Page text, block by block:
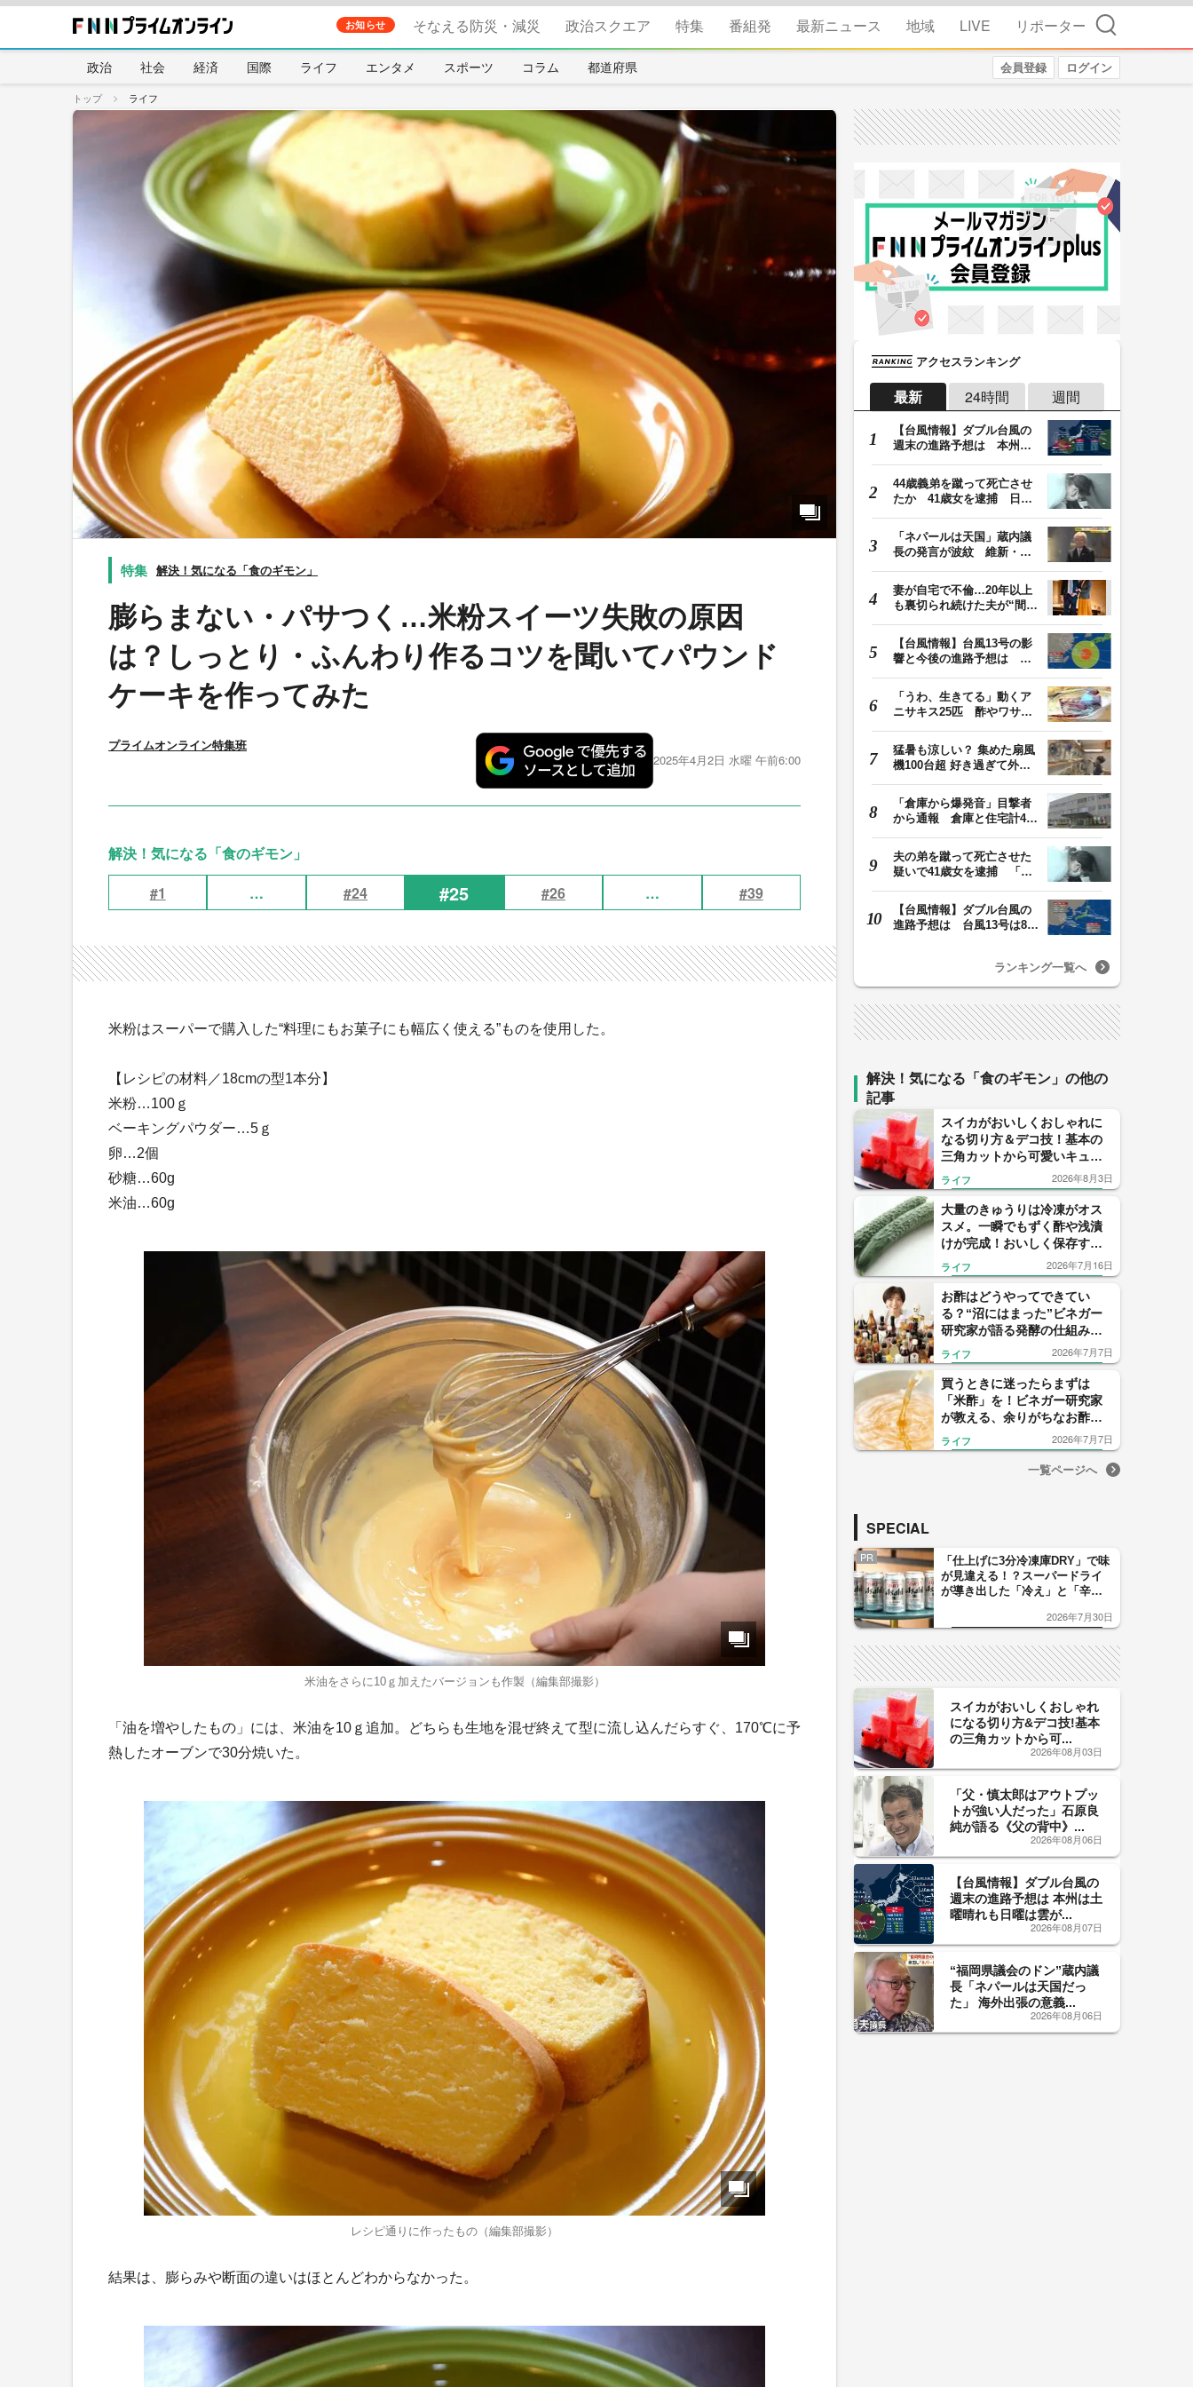
お知らせ そなえる防災・減災 政治スクエア 特集 番組発 最新ニュース 地域 LIVE リポーター 検索
政治 社会 経済 国際 ライフ エンタメ スポーツ コラム 都道府県 会員登録 ログイン
トップ ライフ
解決！気になる「食のギモン」
膨らまない・パサつく…米粉スイーツ失敗の原因
は？しっとり・ふんわり作るコツを聞いてパウンド
ケーキを作ってみた
プライムオンライン特集班
2025年4月2日 水曜 午前6:00
解決！気になる「食のギモン」
#1
… #24 #25 #26 … #39
米粉はスーパーで購入した“料理にもお菓子にも幅広く使える”ものを使用した。
【レシピの材料／18cmの型1本分】
米粉…100ｇ
ベーキングパウダー…5ｇ
卵…2個
砂糖…60g
米油…60g
米油をさらに10ｇ加えたバージョンも作製（編集部撮影）
「油を増やしたもの」には、米油を10ｇ追加。どちらも生地を混ぜ終えて型に流し込んだらすぐ、170℃に予
熱したオーブンで30分焼いた。
レシピ通りに作ったもの（編集部撮影）
結果は、膨らみや断面の違いはほとんどわからなかった。
アクセスランキング
最新 24時間 週間
【台風情報】ダブル台風の
週末の進路予想は 本州は
44歳義弟を蹴って死亡させ
たか 41歳女を逮捕 日頃
「ネパールは天国」蔵内議
長の発言が波紋 維新・吉
妻が自宅で不倫…20年以上
も裏切られ続けた夫が“間
【台風情報】台風13号の影
響と今後の進路予想は 沖
「うわ、生きてる」動くア
ニサキス25匹 酢やワサビ
猛暑も涼しい？ 集めた扇風
機100台超 好き過ぎて外出
「倉庫から爆発音」目撃者
から通報 倉庫と住宅計4棟
夫の弟を蹴って死亡させた
疑いで41歳女を逮捕 「生
【台風情報】ダブル台風の
進路予想は 台風13号は8日
ランキング一覧へ
解決！気になる「食のギモン」の他の
記事
スイカがおいしくおしゃれに
なる切り方＆デコ技！基本の
三角カットから可愛いキュー
ブカット、子供と作りたいデ
コスイカ
ライフ 2026年8月3日
大量のきゅうりは冷凍がオス
スメ。一瞬でもずく酢や浅漬
けが完成！おいしく保存する
コツと活用レシピを紹介
ライフ 2026年7月16日
お酢はどうやってできてい
る？“沼にはまった”ビネガー
研究家が語る発酵の仕組みと
進化する酢の世界
ライフ 2026年7月7日
買うときに迷ったらまずは
「米酢」を！ビネガー研究家
が教える、余りがちなお酢が
主役になる簡単活用術
ライフ 2026年7月7日
一覧ページへ
SPECIAL
PR
「仕上げに3分冷凍庫DRY」で味
が見違える！？スーパードライ
が導き出した「冷え」と「辛
した「辛口カーブ」が飲み頃の
2026年7月30日
スイカがおいしくおしゃれ
になる切り方&デコ技!基本
の三角カットから可...
2026年08月03日
「父・慎太郎はアウトプッ
トが強い人だった」石原良
純が語る《父の背中》...
2026年08月06日
【台風情報】ダブル台風の
週末の進路予想は 本州は土
曜晴れも日曜は雲が...
2026年08月07日
“福岡県議会のドン”蔵内議
長「ネパールは天国だっ
た」 海外出張の意義...
2026年08月06日